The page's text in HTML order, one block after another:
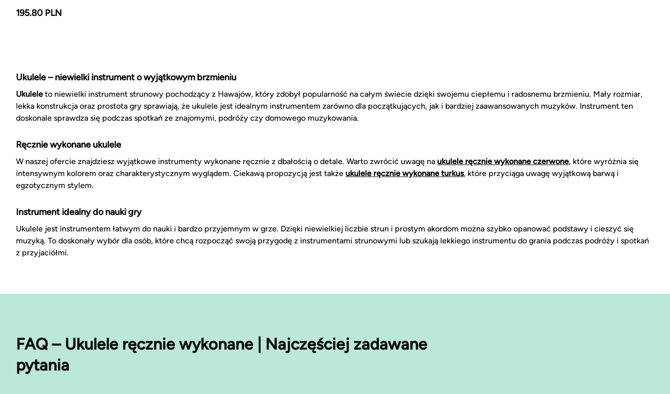
195.80 PLN
Ukulele – niewielki instrument o wyjątkowym brzmieniu
Ukulele to niewielki instrument strunowy pochodzący z Hawajów, który zdobył popularność na całym świecie dzięki swojemu ciepłemu i radosnemu brzmieniu. Mały rozmiar,
lekka konstrukcja oraz prostota gry sprawiają, że ukulele jest idealnym instrumentem zarówno dla początkujących, jak i bardziej zaawansowanych muzyków. Instrument ten
doskonale sprawdza się podczas spotkań ze znajomymi, podróży czy domowego muzykowania.
Ręcznie wykonane ukulele
W naszej ofercie znajdziesz wyjątkowe instrumenty wykonane ręcznie z dbałością o detale. Warto zwrócić uwagę na ukulele ręcznie wykonane czerwone, które wyróżnia się
intensywnym kolorem oraz charakterystycznym wyglądem. Ciekawą propozycją jest także ukulele ręcznie wykonane turkus, które przyciąga uwagę wyjątkową barwą i
egzotycznym stylem.
Instrument idealny do nauki gry
Ukulele jest instrumentem łatwym do nauki i bardzo przyjemnym w grze. Dzięki niewielkiej liczbie strun i prostym akordom można szybko opanować podstawy i cieszyć się
muzyką. To doskonały wybór dla osób, które chcą rozpocząć swoją przygodę z instrumentami strunowymi lub szukają lekkiego instrumentu do grania podczas podróży i spotkań
z przyjaciółmi.
FAQ – Ukulele ręcznie wykonane | Najczęściej zadawane
pytania